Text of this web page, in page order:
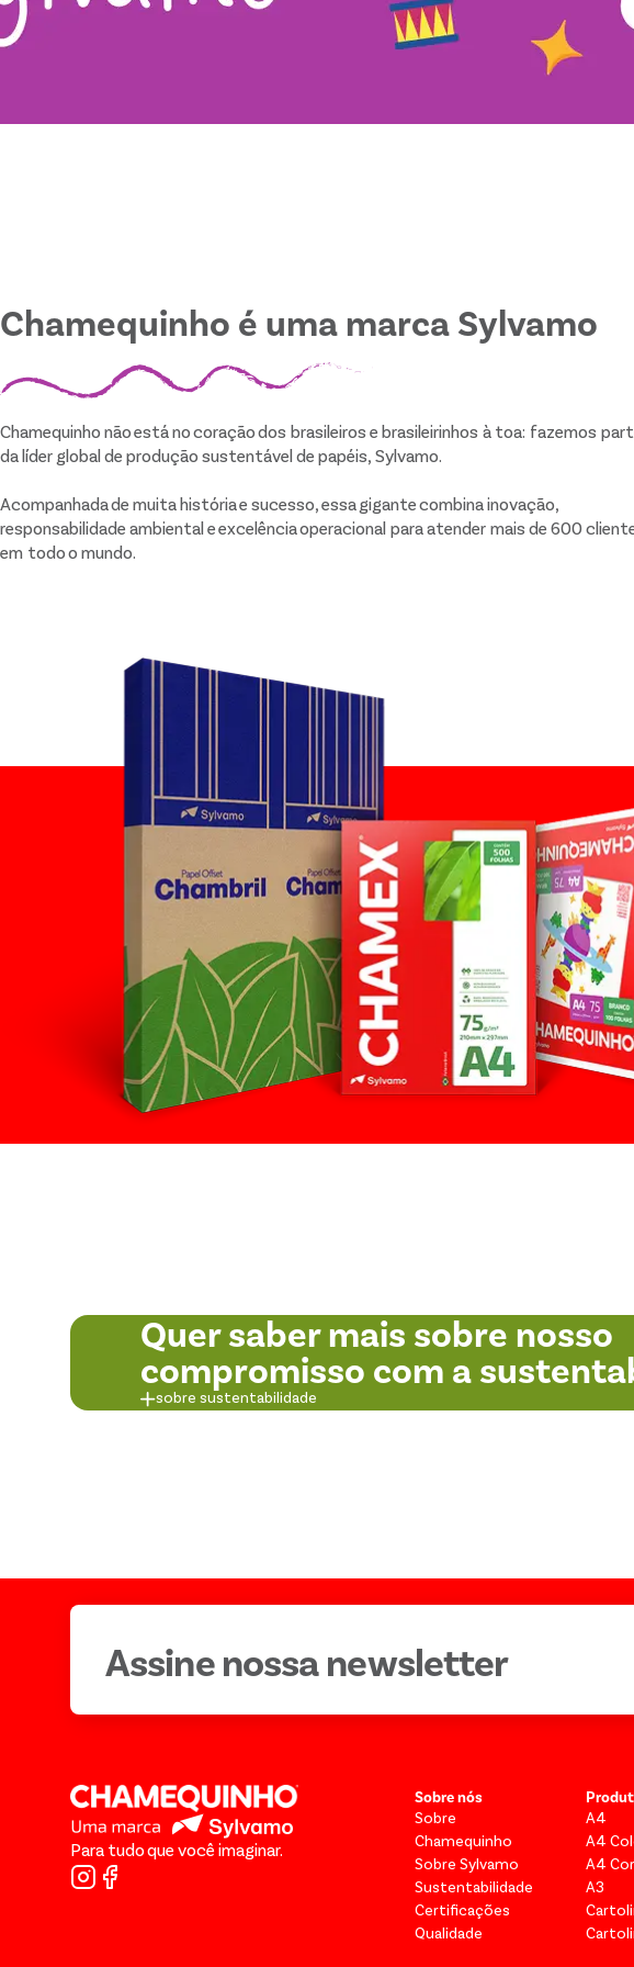
Chamequinho é uma marca Sylvamo
Chamequinho não está no coração dos brasileiros e brasileirinhos à toa: fazemos
da líder global de produção sustentável de papéis, Sylvamo.
Acompanhada de muita história e sucesso, essa gigante combina inovação,
responsabilidade ambiental e excelência operacional para atender mais de 600
em todo o mundo.
Quer saber mais sobre nosso
compromisso com a
sobre sustentabilidade
Assine nossa newsletter
Para tudo que você imaginar.
Sobre nós
Sobre
Chamequinho
Sobre Sylvamo
Sustentabilidade
Certificações
Qualidade
A4
A4
A4
A3